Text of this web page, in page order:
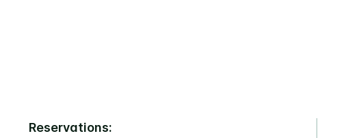
Reservations: